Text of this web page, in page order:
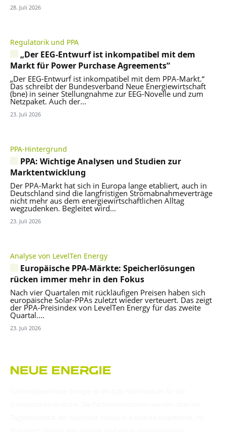
28. Juli 2026
Regulatorik und PPA
„Der EEG-Entwurf ist inkompatibel mit dem
Markt für Power Purchase Agreements“
„Der EEG-Entwurf ist inkompatibel mit dem PPA-Markt.“
Das schreibt der Bundesverband Neue Energiewirtschaft
(bne) in seiner Stellungnahme zur EEG-Novelle und zum
Netzpaket. Auch der...
23. Juli 2026
PPA-Hintergrund
PPA: Wichtige Analysen und Studien zur
Marktentwicklung
Der PPA-Markt hat sich in Europa lange etabliert, auch in
Deutschland sind die langfristigen Stromabnahmeverträge
nicht mehr aus dem energiewirtschaftlichen Alltag
wegzudenken. Begleitet wird...
23. Juli 2026
Analyse von LevelTen Energy
Europäische PPA-Märkte: Speicherlösungen
rücken immer mehr in den Fokus
Nach vier Quartalen mit rückläufigen Preisen haben sich
europäische Solar-PPAs zuletzt wieder verteuert. Das zeigt
der PPA-Preisindex von LevelTen Energy für das zweite
Quartal....
23. Juli 2026